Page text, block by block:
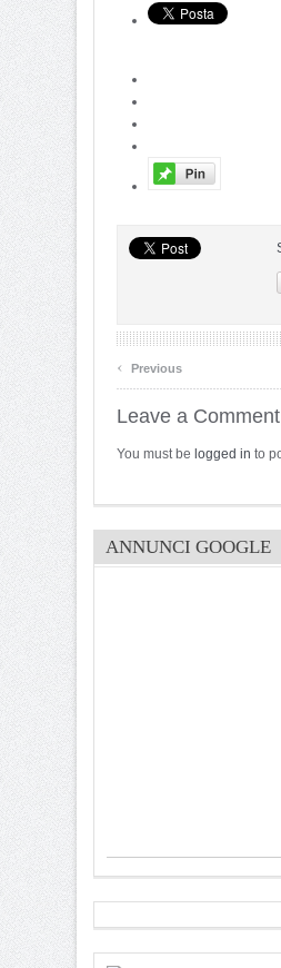
‹ Previous
Leave a Comment
You must be logged in to
ANNUNCI GOOGLE